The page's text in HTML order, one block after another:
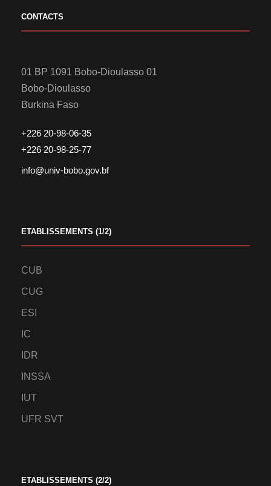
CONTACTS
01 BP 1091 Bobo-Dioulasso 01
Bobo-Dioulasso
Burkina Faso
+226 20-98-06-35
+226 20-98-25-77
info@univ-bobo.gov.bf
ETABLISSEMENTS (1/2)
CUB
CUG
ESI
IC
IDR
INSSA
IUT
UFR SVT
ETABLISSEMENTS (2/2)